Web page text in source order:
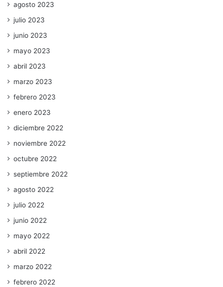
agosto 2023
julio 2023
junio 2023
mayo 2023
abril 2023
marzo 2023
febrero 2023
enero 2023
diciembre 2022
noviembre 2022
octubre 2022
septiembre 2022
agosto 2022
julio 2022
junio 2022
mayo 2022
abril 2022
marzo 2022
febrero 2022